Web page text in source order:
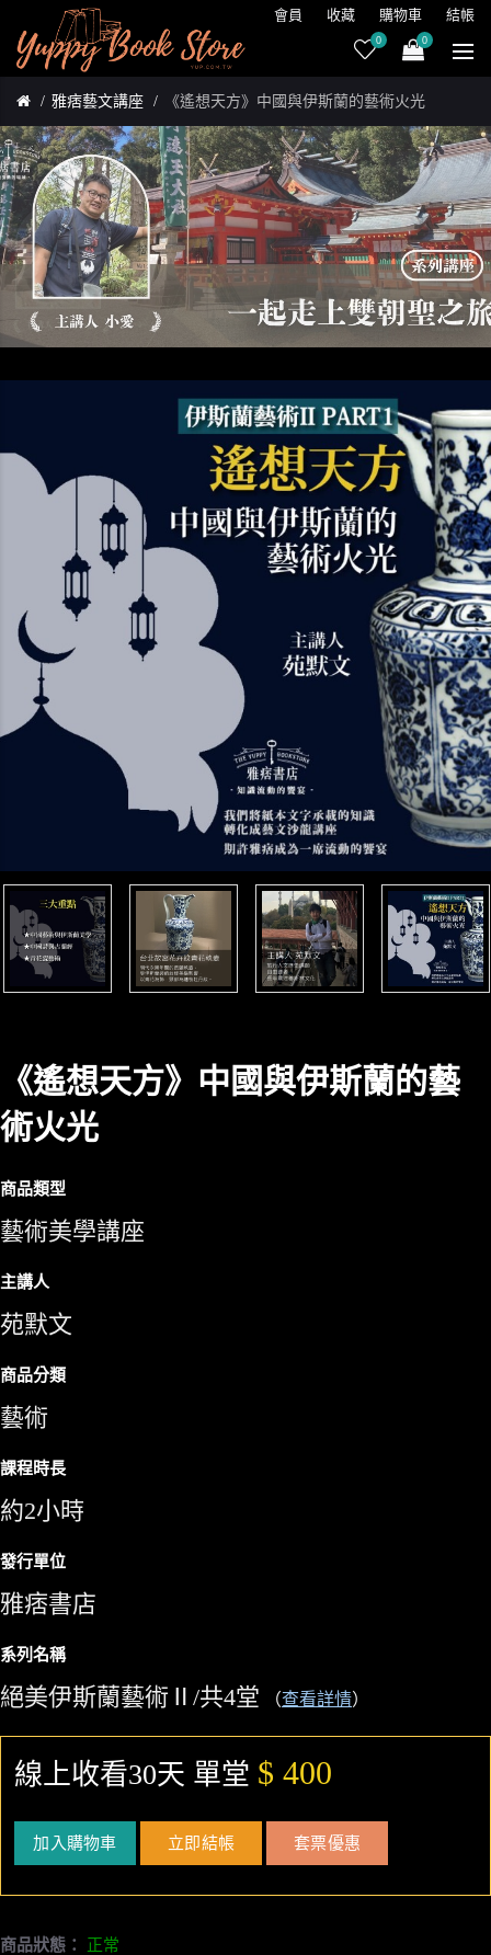
會員 收藏 購物車 結帳
0 0
雅痞藝文講座 《遙想天方》中國與伊斯蘭的藝術火光
《遙想天方》中國與伊斯蘭的藝
術火光
商品類型
藝術美學講座
主講人
苑默文
商品分類
藝術
課程時長
約2小時
發行單位
雅痞書店
系列名稱
絕美伊斯蘭藝術Ⅱ/共4堂 （查看詳情）
線上收看30天 單堂 $ 400
加入購物車 立即結帳 套票優惠
商品狀態： 正常